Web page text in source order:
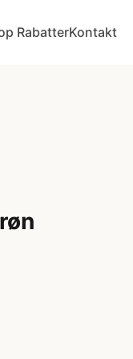
RabatterKontakt